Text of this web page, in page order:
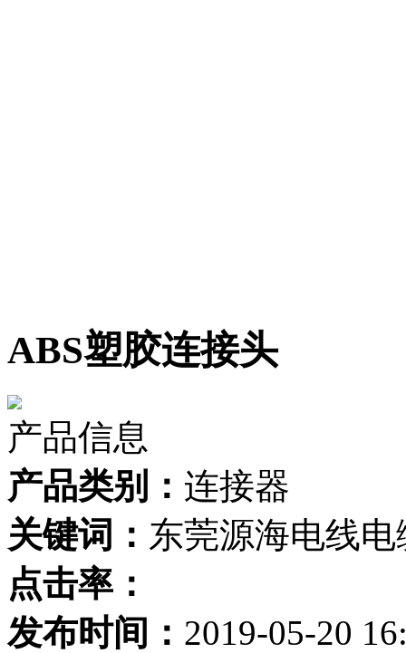
ABS塑胶连接头
产品信息
产品类别： 连接器
关键词： 东莞源海电线
点击率：
发布时间： 2019-05-20